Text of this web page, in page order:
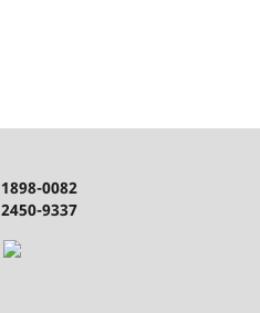
1898-0082
2450-9337